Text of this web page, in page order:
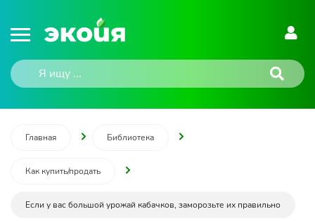
Главная Библиотека
Как купить/продать
Если у вас большой урожай кабачков, заморозьте их правильно